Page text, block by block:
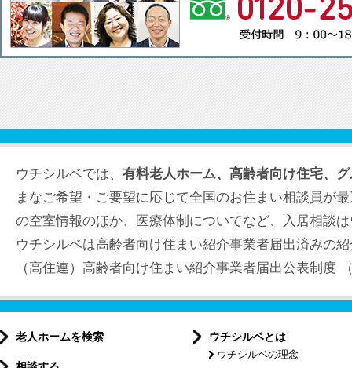
ウチシルベでは、 有料老人ホーム、高齢者向け住宅、
まなご希望・ご要望に応じて全国のお住まい相談員が
の空室情報のほか、医療体制についてなど、入居相談
ウチシルベは高齢者向け住まい紹介事業者届出済みの
（高住連）高齢者向け住まい紹介事業者届出公表制度
老人ホームを検索 ウチシルベとは
ウチシルベの理念